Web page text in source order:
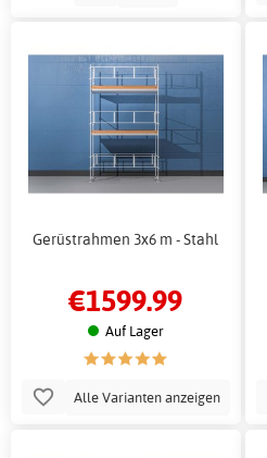
Gerüstrahmen 3x6 m - Stahl
€1599.99
Auf Lager
Alle Varianten anzeigen